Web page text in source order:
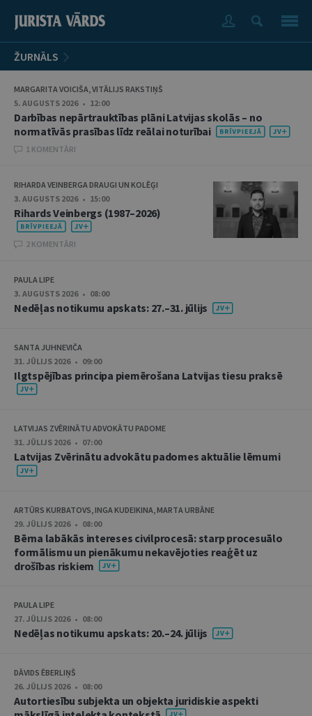
ŽURNĀLS
MARGARITA VOICIŠA, VITĀLIJS RAKSTIŅŠ
5. AUGUSTS 2026 • 12:00
Darbības nepārtrauktības plāni Latvijas skolās – no
normatīvās prasības līdz reālai noturībai
1 KOMENTĀRI
RIHARDA VEINBERGA DRAUGI UN KOLĒĢI
3. AUGUSTS 2026 • 15:00
Rihards Veinbergs (1987–2026)
2 KOMENTĀRI
PAULA LIPE
3. AUGUSTS 2026 • 08:00
Nedēļas notikumu apskats: 27.–31. jūlijs
SANTA JUHNEVIČA
31. JŪLIJS 2026 • 09:00
Ilgtspējības principa piemērošana Latvijas tiesu praksē
LATVIJAS ZVĒRINĀTU ADVOKĀTU PADOME
31. JŪLIJS 2026 • 07:00
Latvijas Zvērinātu advokātu padomes aktuālie lēmumi
ARTŪRS KURBATOVS, INGA KUDEIKINA, MARTA URBĀNE
29. JŪLIJS 2026 • 08:00
Bērna labākās intereses civilprocesā: starp procesuālo
formālismu un pienākumu nekavējoties reaģēt uz
drošības riskiem
PAULA LIPE
27. JŪLIJS 2026 • 08:00
Nedēļas notikumu apskats: 20.–24. jūlijs
DĀVIDS ĒBERLIŅŠ
26. JŪLIJS 2026 • 08:00
Autortiesību subjekta un objekta juridiskie aspekti